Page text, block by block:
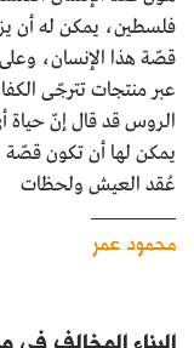
فلسطين، يمكن له أن
قصّة هذا الإنسان، وعلى
عبر منتجات تترجّى
الروس قد قال إنّ
يمكن لها أن تكون
عُقد العيش ولحظات
محمود عمر
البناء المخالف